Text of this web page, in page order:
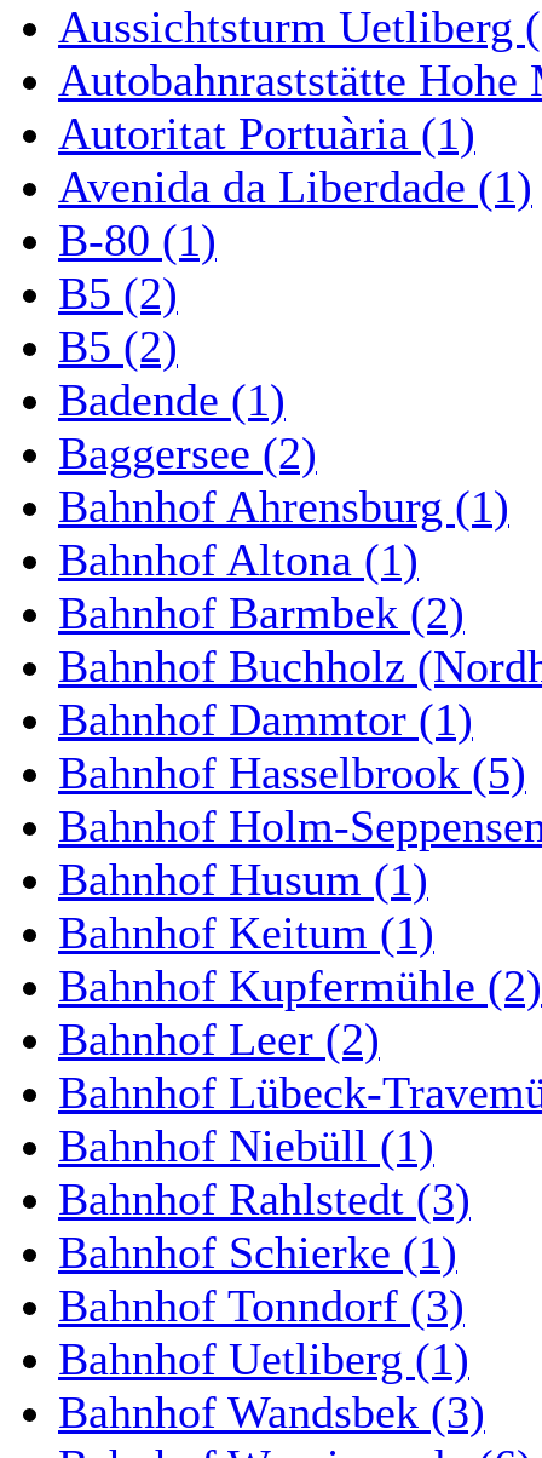
Aussichtsturm Uetliberg
Autobahnraststätte Hohe
Autoritat Portuària (1)
Avenida da Liberdade (1)
B-80 (1)
B5 (2)
B5 (2)
Badende (1)
Baggersee (2)
Bahnhof Ahrensburg (1)
Bahnhof Altona (1)
Bahnhof Barmbek (2)
Bahnhof Buchholz
Bahnhof Dammtor (1)
Bahnhof Hasselbrook (5)
Bahnhof Holm-
Bahnhof Husum (1)
Bahnhof Keitum (1)
Bahnhof Kupfermühle (2)
Bahnhof Leer (2)
Bahnhof Lübeck-
Bahnhof Niebüll (1)
Bahnhof Rahlstedt (3)
Bahnhof Schierke (1)
Bahnhof Tonndorf (3)
Bahnhof Uetliberg (1)
Bahnhof Wandsbek (3)